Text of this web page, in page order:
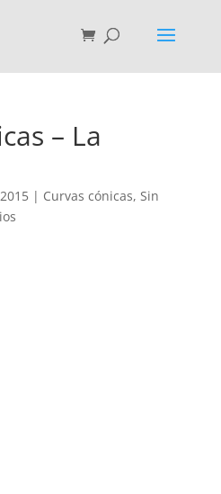
– La
| Curvas cónicas, Sin